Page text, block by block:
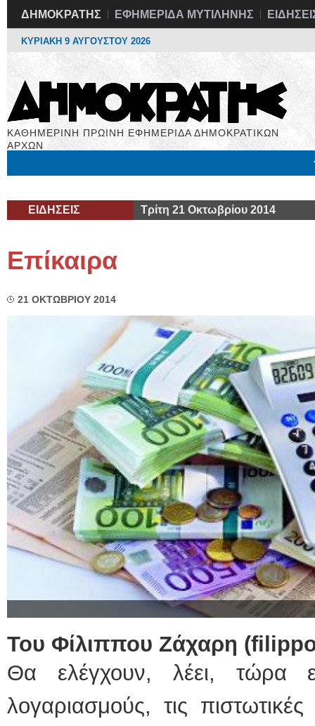
ΔΗΜΟΚΡΑΤΗΣ ΕΦΗΜΕΡΙΔΑ ΜΥΤΙΛΗΝΗΣ
ΚΥΡΙΑΚΗ 9 ΑΥΓΟΥΣΤΟΥ 2026
ΚΑΘΗΜΕΡΙΝΗ ΠΡΩΙΝΗ ΕΦΗΜΕΡΙΔΑ ΔΗΜΟΚΡΑΤΙΚΩΝ
ΑΡΧΩΝ
ΕΙΔΗΣΕΙΣ Τρίτη 21 Οκτωβρίου 2014
Επίκαιρα
21 ΟΚΤΩΒΡΙΟΥ 2014
Του Φίλιππου Ζάχαρη (
Θα ελέγχουν, λέει, τώρα
λογαριασμούς, τις